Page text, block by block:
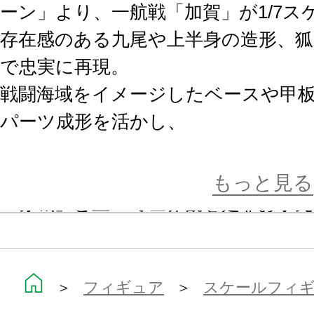
ーン」より、一航戦「加賀」が1/7ス
存在感のある九尾や上半身の造形、
で忠実に再現。
戦闘海域をイメージしたベースや甲
パーツ成形を活かし、
※画像は開発中のイメージです。実
もっと見る
＞ フィギュア ＞ スケールフィ